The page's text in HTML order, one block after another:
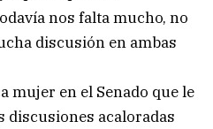
nos falta mucho, no
discusión en ambas
mujer en el Senado que le
discusiones acaloradas